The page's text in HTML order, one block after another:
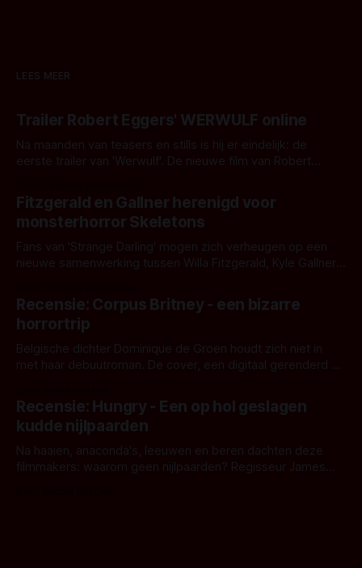
LEES MEER
Trailer Robert Eggers' WERWULF online
Na maanden van teasers en stills is hij er eindelijk: de
eerste trailer van 'Werwulf'. De nieuwe film van Robert
kille stijl vol folklore en mythe. Het topic deze keer is (kon
het het al raden?)... de weerwolf. Kijk je mee?
Fitzgerald en Gallner herenigd voor
monsterhorror Skeletons
Fans van 'Strange Darling' mogen zich verheugen op een
nieuwe samenwerking tussen Willa Fitzgerald, Kyle Gallner
'Skeletons', een nieuwe creature feature waarvoor de
opnames zijn gestart in Australië.
Recensie: Corpus Britney - een bizarre
horrortrip
Belgische dichter Dominique de Groen houdt zich niet in
met haar debuutroman. De cover, een digitaal gerenderd en
achtergrond, belooft iets kleurrijks maar onheilspellends,
iets ongrijpbaars. En dat maakt De Groen met ieder woord
waar.
Recensie: Hungry - Een op hol geslagen
kudde nijlpaarden
Na haaien, anaconda's, leeuwen en beren dachten deze
filmmakers: waarom geen nijlpaarden? Regisseur James